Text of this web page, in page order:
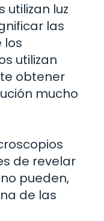
utilizan luz
las
los
utilizan
obtener
mucho
de revelar
pueden,
de las